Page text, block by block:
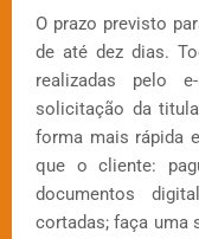
O prazo previsto
de até dez dias.
realizadas pelo
solicitação da
forma mais rápida
que o cliente:
documentos
cortadas; faça uma